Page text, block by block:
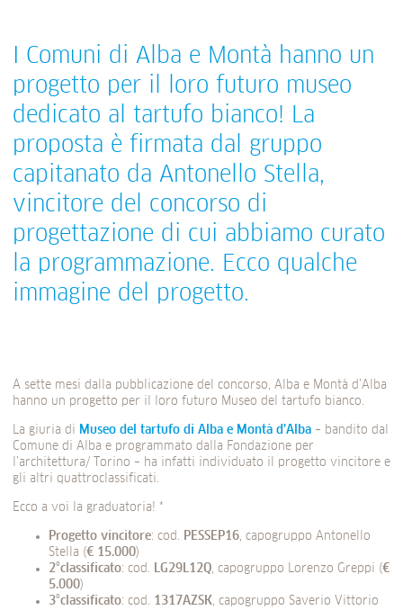
I Comuni di Alba e Montà hanno un
progetto per il loro futuro museo
dedicato al tartufo bianco! La
proposta è firmata dal gruppo
capitanato da Antonello Stella,
vincitore del concorso di
progettazione di cui abbiamo curato
la programmazione. Ecco qualche
immagine del progetto.
A sette mesi dalla pubblicazione del concorso, Alba e Montà d’Alba
hanno un progetto per il loro futuro Museo del tartufo bianco.
La giuria di Museo del tartufo di Alba e Montà d’Alba – bandito dal
Comune di Alba e programmato dalla Fondazione per
l’architettura/ Torino – ha infatti individuato il progetto vincitore e
gli altri quattroclassificati.
Ecco a voi la graduatoria! *
Progetto vincitore: cod. PESSEP16, capogruppo Antonello
Stella (€ 15.000)
2°classificato: cod. LG29L12Q, capogruppo Lorenzo Greppi (€
5.000)
3°classificato: cod. 1317AZSK, capogruppo Saverio Vittorio